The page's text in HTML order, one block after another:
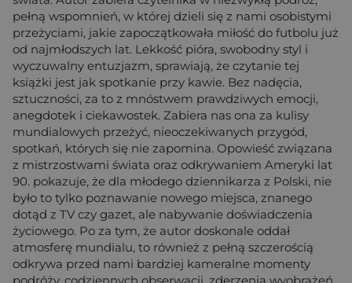
pełną wspomnień, w której dzieli się z nami osobistymi
przeżyciami, jakie zapoczątkowała miłość do futbolu już
od najmłodszych lat. Lekkość pióra, swobodny styl i
wyczuwalny entuzjazm, sprawiają, że czytanie tej
książki jest jak spotkanie przy kawie. Bez nadęcia,
sztuczności, za to z mnóstwem prawdziwych emocji,
anegdotek i ciekawostek. Zabiera nas ona za kulisy
mundialowych przeżyć, nieoczekiwanych przygód,
spotkań, których się nie zapomina. Opowieść związana
z mistrzostwami świata oraz odkrywaniem Ameryki lat
90. pokazuje, że dla młodego dziennikarza z Polski, nie
było to tylko poznawanie nowego miejsca, znanego
dotąd z TV czy gazet, ale nabywanie doświadczenia
życiowego. Po za tym, że autor doskonale oddał
atmosferę mundialu, to również z pełną szczerością
odkrywa przed nami bardziej kameralne momenty